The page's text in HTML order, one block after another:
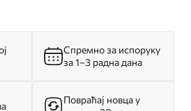
Спремно за испоруку
за 1–3 радна дана
Повраћај новца у